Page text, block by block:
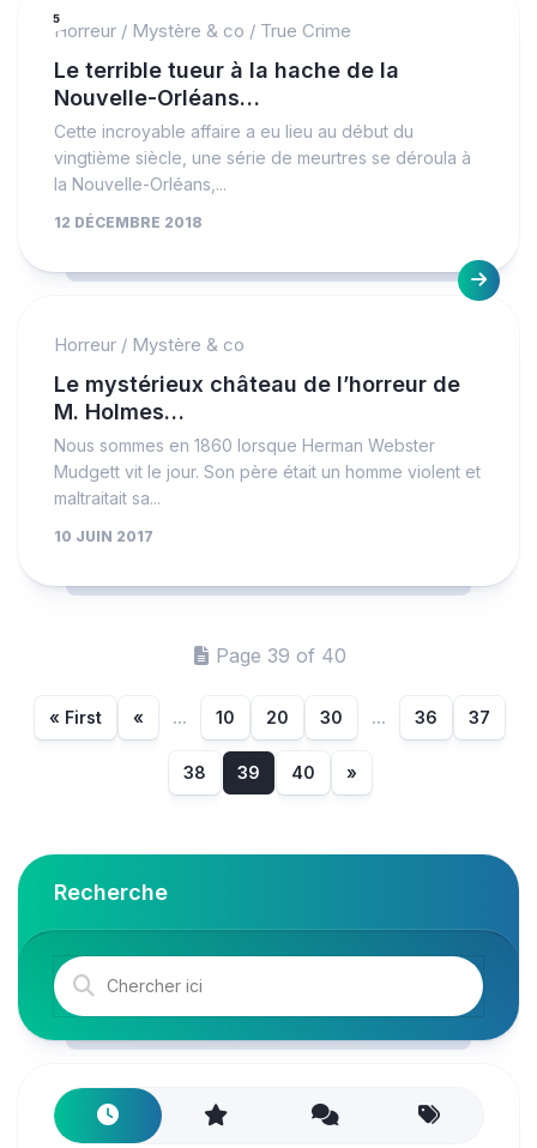
5
Horreur / Mystère & co / True Crime
Le terrible tueur à la hache de la
Nouvelle-Orléans…
Cette incroyable affaire a eu lieu au début du
vingtième siècle, une série de meurtres se déroula à
la Nouvelle-Orléans,...
12 DÉCEMBRE 2018
Horreur / Mystère & co
Le mystérieux château de l’horreur de
M. Holmes…
Nous sommes en 1860 lorsque Herman Webster
Mudgett vit le jour. Son père était un homme violent et
maltraitait sa...
10 JUIN 2017
Page 39 of 40
« First « ... 10 20 30 ... 36 37
38 39 40 »
Recherche